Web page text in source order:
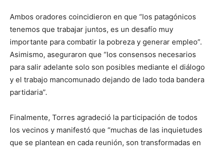
Ambos oradores coincidieron en que “los patagónicos
tenemos que trabajar juntos, es un desafío muy
importante para combatir la pobreza y generar empleo”.
Asimismo, aseguraron que “los consensos necesarios
para salir adelante solo son posibles mediante el diálogo
y el trabajo mancomunado dejando de lado toda bandera
partidaria”.
Finalmente, Torres agradeció la participación de todos
los vecinos y manifestó que “muchas de las inquietudes
que se plantean en cada reunión, son transformadas en